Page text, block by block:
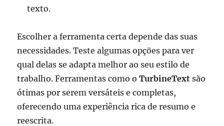
texto.
Escolher a ferramenta certa depende das suas
necessidades. Teste algumas opções para ver
qual delas se adapta melhor ao seu estilo de
trabalho. Ferramentas como oTurbineText são
ótimas por serem versáteis e completas,
oferecendo uma experiência rica de resumo e
reescrita.